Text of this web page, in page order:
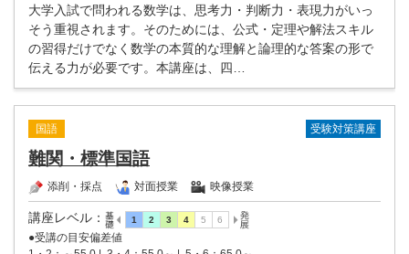
大学入試で問われる数学は、思考力・判断力・表現力がいっ
そう重視されます。そのためには、公式・定理や解法スキル
の習得だけでなく数学の本質的な理解と論理的な答案の形で
伝える力が必要です。本講座は、四…
国語 受験対策講座
難関・標準国語
添削・採点 対面授業 映像授業
講座レベル ：
●受講の目安偏差値